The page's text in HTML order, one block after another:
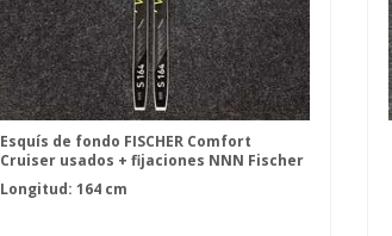
Esquís de fondo FISCHER Comfort
Cruiser usados + fijaciones NNN Fischer
IFP
Longitud: 164 cm